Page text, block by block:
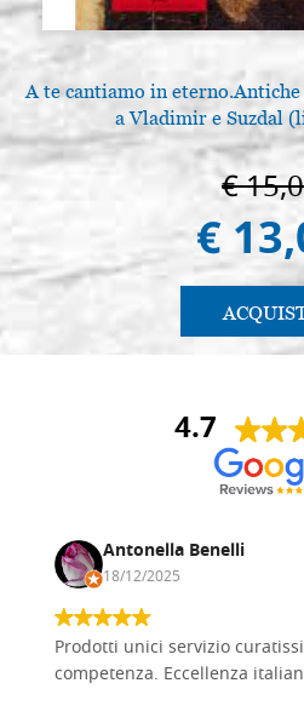
A te cantiamo in
a Vladimir e Suzdal
€
€
4.7
Antonella Benelli
18/12/2025
Prodotti unici servizio
competenza. Eccellenza